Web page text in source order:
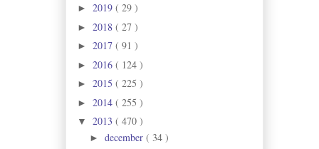
► 2019 ( 29 )
► 2018 ( 27 )
► 2017 ( 91 )
► 2016 ( 124 )
► 2015 ( 225 )
► 2014 ( 255 )
▼ 2013 ( 470 )
► december ( 34 )